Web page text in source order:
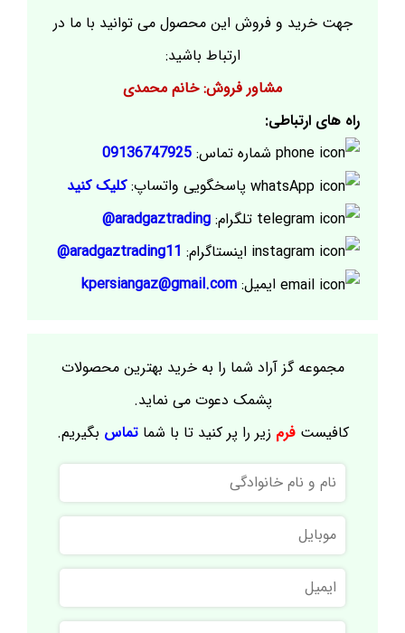
جهت خرید و فروش این محصول می توانید با ما در
ارتباط باشید:
مشاور فروش: خانم محمدی
راه های ارتباطی:
شماره تماس: 09136747925
پاسخگویی واتساپ:کلیک کنید
تلگرام: aradgaztrading@
اینستاگرام: aradgaztrading11@
ایمیل: kpersiangaz@gmail.com
مجموعه گز آراد شما را به خرید بهترین محصولات
پشمک دعوت می نماید.
کافیستفرم زیر را پر کنید تا با شماتماس بگیریم.
نام
و
نام
خانوادگی
موبایل
ایمیل